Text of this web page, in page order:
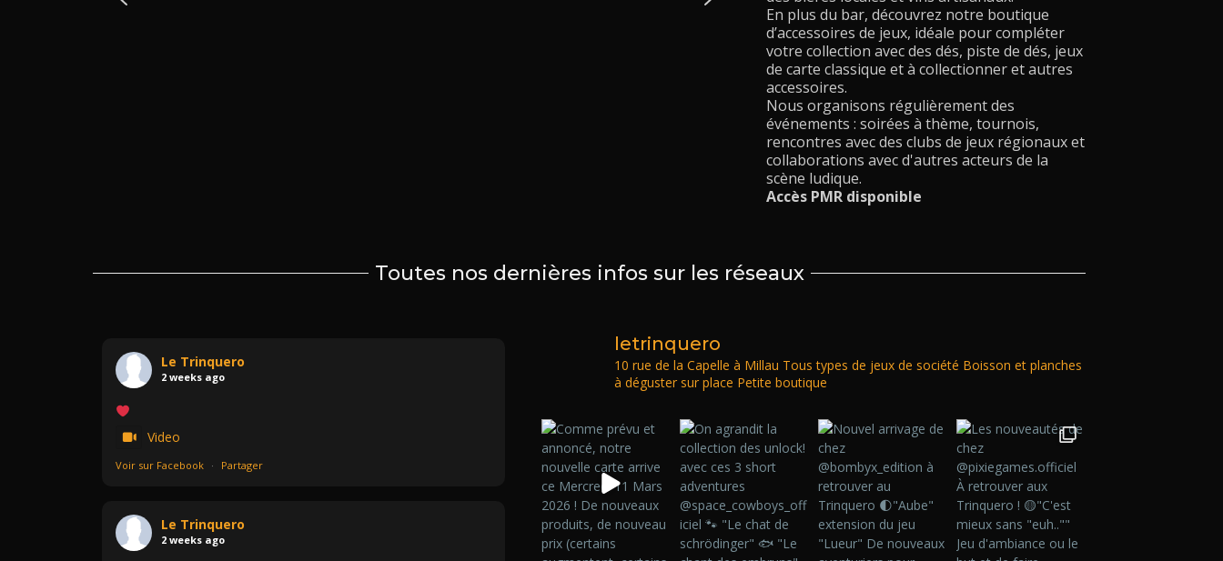
En plus du bar, découvrez notre boutique
d’accessoires de jeux, idéale pour compléter
votre collection avec des dés, piste de dés, jeux
de carte classique et à collectionner et autres
accessoires.
Nous organisons régulièrement des
événements : soirées à thème, tournois,
rencontres avec des clubs de jeux régionaux et
collaborations avec d'autres acteurs de la
scène ludique.
Accès PMR disponible
Toutes nos dernières infos sur les réseaux
Le Trinquero
2 weeks ago
Video
Voir sur Facebook · Partager
Le Trinquero
2 weeks ago
letrinquero
10 rue de la Capelle à Millau Tous types de jeux de société Boisson et planches
à déguster sur place Petite boutique